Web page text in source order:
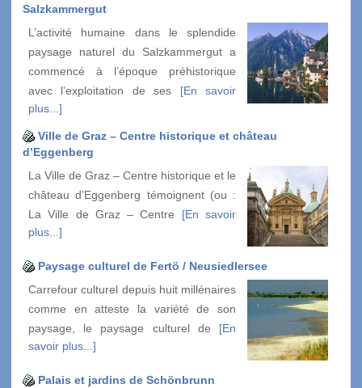
Salzkammergut
L’activité humaine dans le splendide
paysage naturel du Salzkammergut a
commencé à l’époque préhistorique
avec l’exploitation de ses [En savoir
plus...]
Ville de Graz – Centre historique et château
d’Eggenberg
La Ville de Graz – Centre historique et le
château d’Eggenberg témoignent (ou :
La Ville de Graz – Centre [En savoir
plus...]
Paysage culturel de Fertö / Neusiedlersee
Carrefour culturel depuis huit millénaires
comme en atteste la variété de son
paysage, le paysage culturel de [En
savoir plus...]
Palais et jardins de Schönbrunn